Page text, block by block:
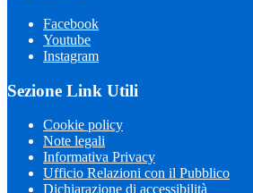
Facebook
Youtube
Instagram
Sezione Link Utili
Cookie policy
Note legali
Informativa Privacy
Ufficio Relazioni con il Pubblico
Dichiarazione di accessibilità